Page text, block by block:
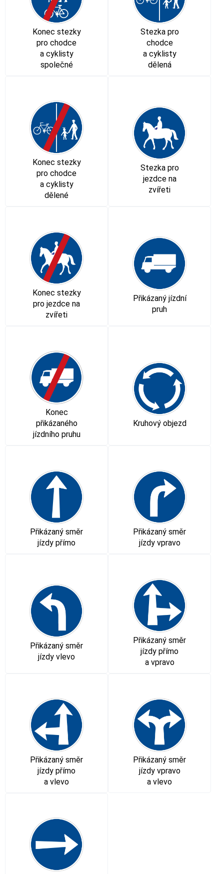
Konec stezky
pro chodce
a cyklisty
společné
Stezka pro
chodce
a cyklisty
dělená
Konec stezky
pro chodce
a cyklisty
dělené
Stezka pro
jezdce na
zvířeti
Konec stezky
pro jezdce na
zvířeti
Přikázaný jízdní
pruh
Konec
přikázaného
jízdního pruhu
Kruhový objezd
Přikázaný směr
jízdy přímo
Přikázaný směr
jízdy vpravo
Přikázaný směr
jízdy vlevo
Přikázaný směr
jízdy přímo
a vpravo
Přikázaný směr
jízdy přímo
a vlevo
Přikázaný směr
jízdy vpravo
a vlevo